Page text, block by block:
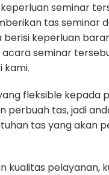
seminar
tas seminar
keperluan
seminar
kami.
fleksible kepada
perbuah tas, jadi
tas yang akan
kualitas pelayanan,